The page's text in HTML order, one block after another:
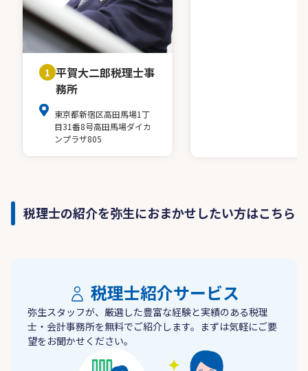
1 平賀大二郎税理士事
務所
東京都新宿区高田馬場1丁
目31番8号高田馬場ダイカ
ンプラザ805
税理士の紹介を弥生におまかせしたい方はこちら
税理士紹介サービス
弥生スタッフが、厳選した豊富な経験と実績のある税理
士・会計事務所を無料でご紹介します。まずは気軽にご要
望をお聞かせください。